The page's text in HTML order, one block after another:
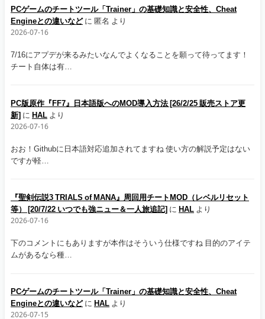
PCゲームのチートツール「Trainer」の基礎知識と安全性、Cheat
Engineとの違いなどに 匿名 より
2026-07-16
7/16にアプデが来るみたいなんでよくなることを願って待ってます！
チート自体は有…
PC版原作『FF7』日本語版へのMOD導入方法 [26/2/25 販売ストア更
新] に HAL より
2026-07-16
おお！Githubに日本語対応追加されてますね 使い方の解説予定はない
ですが軽…
『聖剣伝説3 TRIALS of MANA』周回用チートMOD（レベルリセット
等） [20/7/22 いつでも強ニュー＆一人旅追記] に HAL より
2026-07-16
下のコメントにもありますが本作はそういう仕様ですね 目的のアイテ
ムがあるなら種…
PCゲームのチートツール「Trainer」の基礎知識と安全性、Cheat
Engineとの違いなどに HAL より
2026-07-15